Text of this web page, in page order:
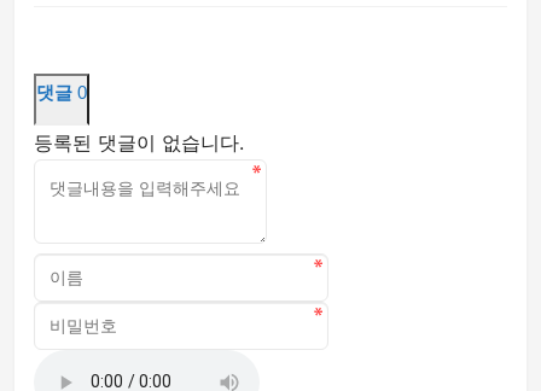
댓글 0
등록된 댓글이 없습니다.